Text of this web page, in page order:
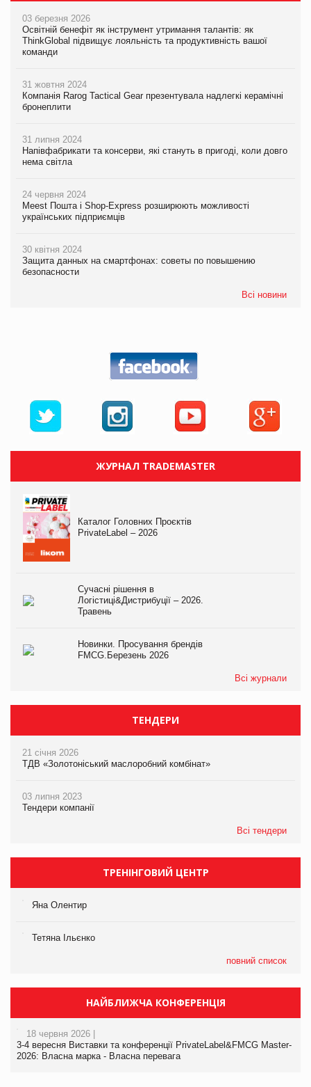
03 березня 2026
Освітній бенефіт як інструмент утримання талантів: як
ThinkGlobal підвищує лояльність та продуктивність вашої
команди
31 жовтня 2024
Компанія Rarog Tactical Gear презентувала надлегкі керамічні
бронеплити
31 липня 2024
Напівфабрикати та консерви, які стануть в пригоді, коли довго
нема світла
24 червня 2024
Meest Пошта і Shop-Express розширюють можливості
українських підприємців
30 квітня 2024
Защита данных на смартфонах: советы по повышению
безопасности
Всі новини
ЖУРНАЛ TRADEMASTER
Каталог Головних Проєктів
PrivateLabel – 2026
Сучасні рішення в
Логістиці&Дистрибуції – 2026.
Травень
Новинки. Просування брендів
FMCG.Березень 2026
Всі журнали
ТЕНДЕРИ
21 січня 2026
ТДВ «Золотоніський маслоробний комбінат»
03 липня 2023
Тендери компанії
Всі тендери
ТРЕНІНГОВИЙ ЦЕНТР
Яна Олентир
Тетяна Ільєнко
повний список
НАЙБЛИЖЧА КОНФЕРЕНЦІЯ
18 червня 2026 |
3-4 вересня Виставки та конференції PrivateLabel&FMCG Master-
2026: Власна марка - Власна перевага